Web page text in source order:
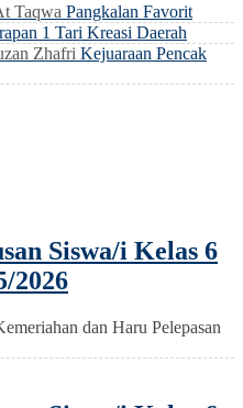
Taqwa Pangkalan Favorit
1 Tari Kreasi Daerah
Zhafri Kejuaraan Pencak
Siswa/i Kelas 6
2026
dan Haru Pelepasan